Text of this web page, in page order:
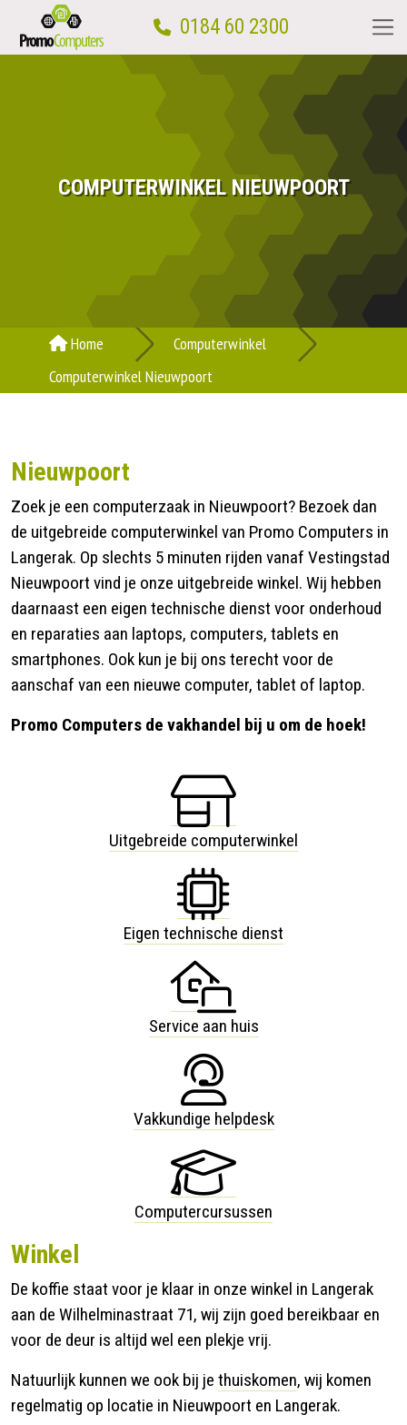
0184 60 2300
Computerwinkel
Computercursus
Over ons
COMPUTERWINKEL NIEUWPOORT
Home
Computerwinkel
Computerwinkel Nieuwpoort
Nieuwpoort
Zoek je een computerzaak in Nieuwpoort? Bezoek dan
de uitgebreide computerwinkel van Promo Computers in
Langerak. Op slechts 5 minuten rijden vanaf Vestingstad
Nieuwpoort vind je onze uitgebreide winkel. Wij hebben
daarnaast een eigen technische dienst voor onderhoud
en reparaties aan laptops, computers, tablets en
smartphones. Ook kun je bij ons terecht voor de
aanschaf van een nieuwe computer, tablet of laptop.
Promo Computers de vakhandel bij u om de hoek!
Uitgebreide computerwinkel
Eigen technische dienst
Service aan huis
Vakkundige helpdesk
Computercursussen
Winkel
De koffie staat voor je klaar in onze winkel in Langerak
aan de Wilhelminastraat 71, wij zijn goed bereikbaar en
voor de deur is altijd wel een plekje vrij.
Natuurlijk kunnen we ook bij je thuiskomen, wij komen
regelmatig op locatie in Nieuwpoort en Langerak.